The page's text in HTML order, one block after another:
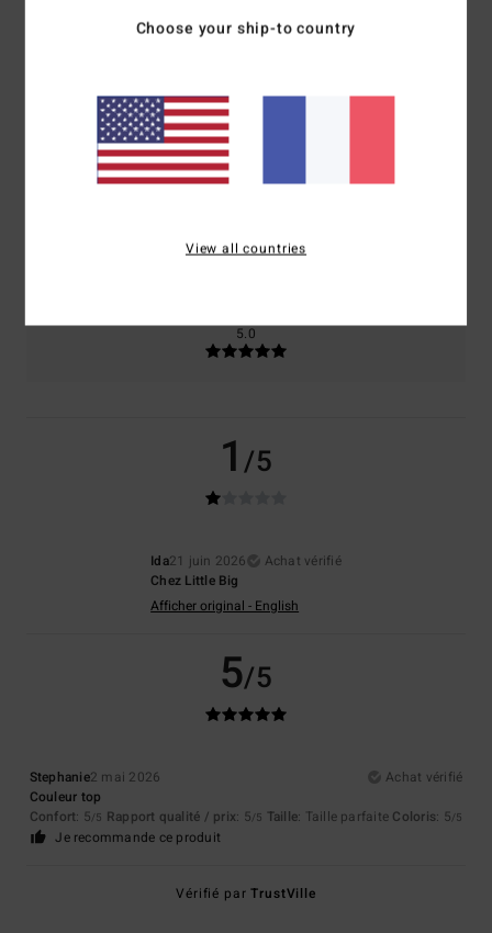
Confort
5.0
Trop grand
5.0
1/5
Ida21 juin 2026
Achat vérifié
Chez Little Big
Afficher original - English
5/5
Stephanie2 mai 2026
Achat vérifié
Couleur top
Confort: 5/5 Rapport qualité / prix: 5/5 Taille: Taille parfaite Coloris: 5/5
Je recommande ce produit
Vérifié parTrustVille
Choose your ship-to country
View all countries